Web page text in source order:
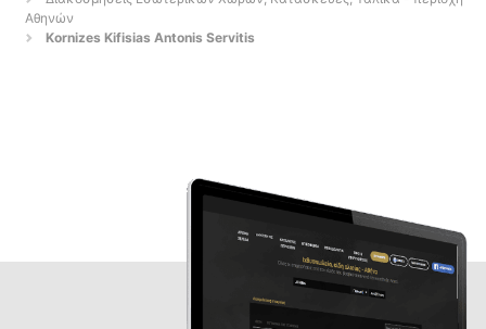
Αθηνών
Kornizes Kifisias Antonis Servitis